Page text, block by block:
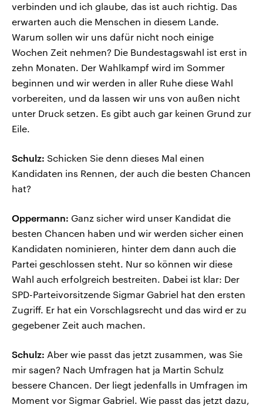
verbinden und ich glaube, das ist auch richtig. Das
erwarten auch die Menschen in diesem Lande.
Warum sollen wir uns dafür nicht noch einige
Wochen Zeit nehmen? Die Bundestagswahl ist erst in
zehn Monaten. Der Wahlkampf wird im Sommer
beginnen und wir werden in aller Ruhe diese Wahl
vorbereiten, und da lassen wir uns von außen nicht
unter Druck setzen. Es gibt auch gar keinen Grund zur
Eile.
Schulz: Schicken Sie denn dieses Mal einen
Kandidaten ins Rennen, der auch die besten Chancen
hat?
Oppermann: Ganz sicher wird unser Kandidat die
besten Chancen haben und wir werden sicher einen
Kandidaten nominieren, hinter dem dann auch die
Partei geschlossen steht. Nur so können wir diese
Wahl auch erfolgreich bestreiten. Dabei ist klar: Der
SPD-Parteivorsitzende Sigmar Gabriel hat den ersten
Zugriff. Er hat ein Vorschlagsrecht und das wird er zu
gegebener Zeit auch machen.
Schulz: Aber wie passt das jetzt zusammen, was Sie
mir sagen? Nach Umfragen hat ja Martin Schulz
bessere Chancen. Der liegt jedenfalls in Umfragen im
Moment vor Sigmar Gabriel. Wie passt das jetzt dazu,